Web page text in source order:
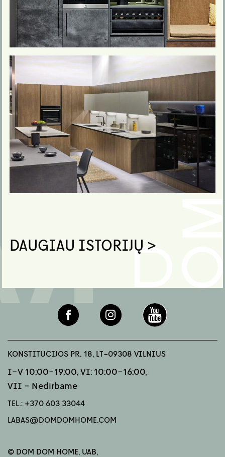
DAUGIAU ISTORIJŲ >
KONSTITUCIJOS PR. 18, LT-09308 VILNIUS
I-V 10:00-19:00, VI: 10:00-16:00,
VII - Nedirbame
TEL.: +370 603 33044
LABAS@DOMDOMHOME.COM
© DOM DOM HOME, UAB,